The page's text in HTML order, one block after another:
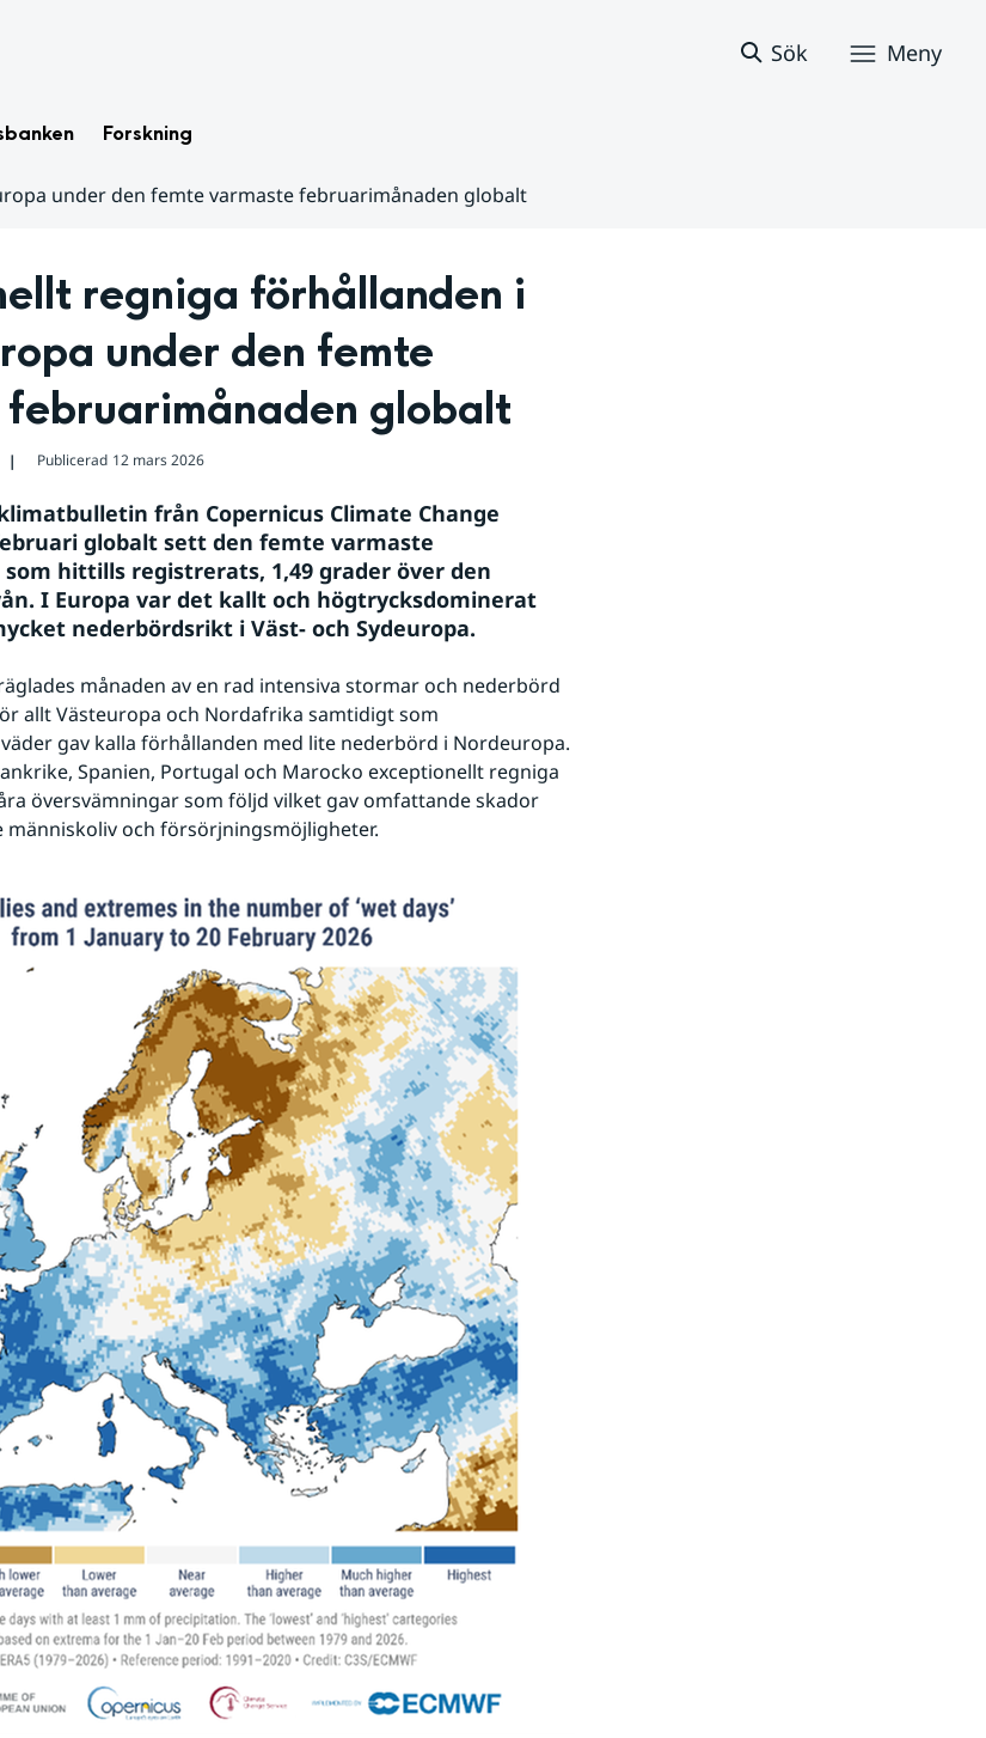
Sök Meny
Forskning
under den femte varmaste februarimånaden globalt
regniga förhållanden i
under den femte
globalt
❘ Publicerad 12 mars 2026
från Copernicus Climate Change
globalt sett den femte varmaste
hittills registrerats, 1,49 grader över den
I Europa var det kallt och högtrycksdominerat
nederbördsrikt i Väst- och Sydeuropa.
månaden av en rad intensiva stormar och nederbörd
allt Västeuropa och Nordafrika samtidigt som
gav kalla förhållanden med lite nederbörd i Nordeuropa.
Spanien, Portugal och Marocko exceptionellt regniga
översvämningar som följd vilket gav omfattande skador
människoliv och försörjningsmöjligheter.